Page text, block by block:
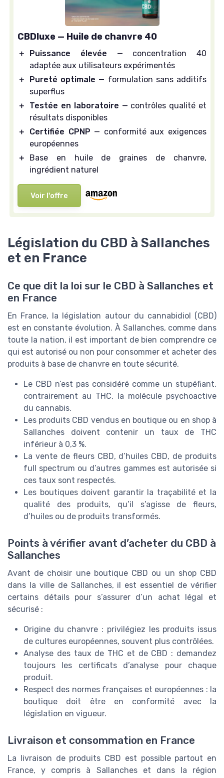
CBDluxe — Huile de chanvre 40
＋ Puissance élevée — concentration 40
adaptée aux utilisateurs expérimentés
＋
Pureté optimale — formulation sans additifs
superflus
＋
Testée en laboratoire — contrôles qualité et
résultats disponibles
＋
Certifiée CPNP — conformité aux exigences
européennes
＋
Base en huile de graines de chanvre,
ingrédient naturel
Voir l'offre
Législation du CBD à Sallanches
et en France
Ce que dit la loi sur le CBD à Sallanches et
en France
En France, la législation autour du cannabidiol (CBD)
est en constante évolution. À Sallanches, comme dans
toute la nation, il est important de bien comprendre ce
qui est autorisé ou non pour consommer et acheter des
produits à base de chanvre en toute sécurité.
Le CBD n’est pas considéré comme un stupéfiant,
contrairement au THC, la molécule psychoactive
du cannabis.
Les produits CBD vendus en boutique ou en shop à
Sallanches doivent contenir un taux de THC
inférieur à 0,3 %.
La vente de fleurs CBD, d’huiles CBD, de produits
full spectrum ou d’autres gammes est autorisée si
ces taux sont respectés.
Les boutiques doivent garantir la traçabilité et la
qualité des produits, qu’il s’agisse de fleurs,
d’huiles ou de produits transformés.
Points à vérifier avant d’acheter du CBD à
Sallanches
Avant de choisir une boutique CBD ou un shop CBD
dans la ville de Sallanches, il est essentiel de vérifier
certains détails pour s’assurer d’un achat légal et
sécurisé :
Origine du chanvre : privilégiez les produits issus
de cultures européennes, souvent plus contrôlées.
Analyse des taux de THC et de CBD : demandez
toujours les certificats d’analyse pour chaque
produit.
Respect des normes françaises et européennes : la
boutique doit être en conformité avec la
législation en vigueur.
Livraison et consommation en France
La livraison de produits CBD est possible partout en
France, y compris à Sallanches et dans la région